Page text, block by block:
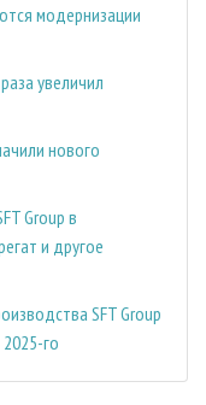
модернизации
увеличил
нового
Group в
и другое
SFT Group
го